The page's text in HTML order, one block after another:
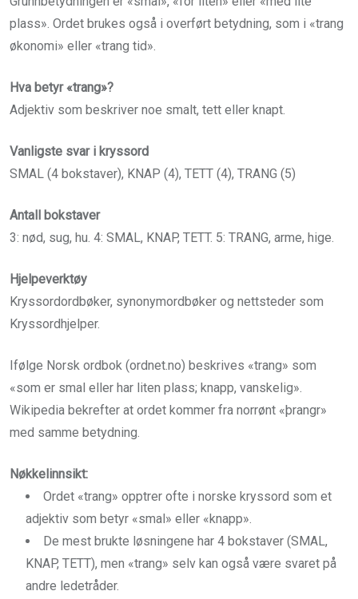
plass». Ordet brukes også i overført betydning, som i «trang
økonomi» eller «trang tid».
Hva betyr «trang»?
Adjektiv som beskriver noe smalt, tett eller knapt.
Vanligste svar i kryssord
SMAL (4 bokstaver), KNAP (4), TETT (4), TRANG (5)
Antall bokstaver
3: nød, sug, hu. 4: SMAL, KNAP, TETT. 5: TRANG, arme, hige.
Hjelpeverktøy
Kryssordordbøker, synonymordbøker og nettsteder som
Kryssordhjelper.
Ifølge Norsk ordbok (ordnet.no) beskrives «trang» som
«som er smal eller har liten plass; knapp, vanskelig».
Wikipedia bekrefter at ordet kommer fra norrønt «þrangr»
med samme betydning.
Nøkkelinnsikt:
Ordet «trang» opptrer ofte i norske kryssord som et
adjektiv som betyr «smal» eller «knapp».
De mest brukte løsningene har 4 bokstaver (SMAL,
KNAP, TETT), men «trang» selv kan også være svaret på
andre ledetråder.